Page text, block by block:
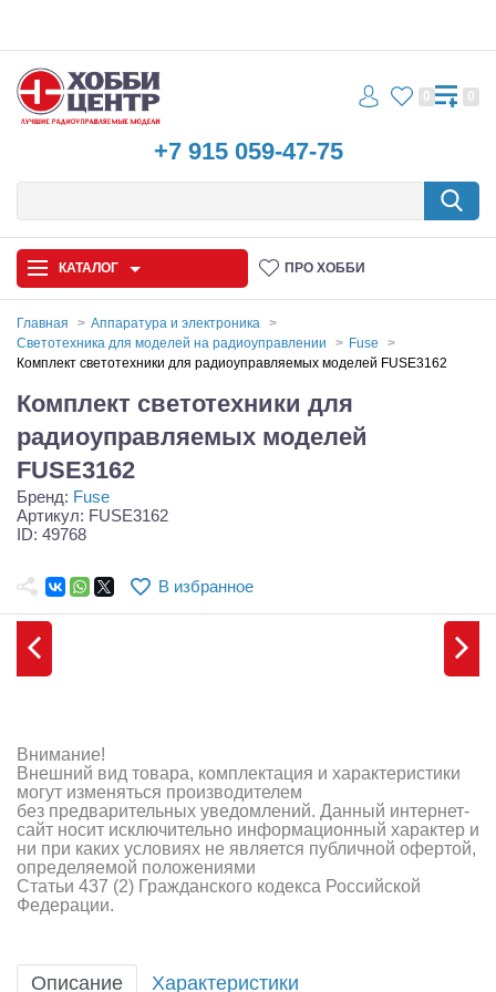
+7 915 059-47-75
0 0
КАТАЛОГ ПРО ХОББИ
Автомодели
Запчасти и аксессуары
Игрушки
Самолеты
Судомодели
Конструкторы
Зарядные устройства и блоки питания
Двигатели
Технические жидкости
Оптовая продажа запчастей для моделей
Главная
Аппаратура и электроника
Светотехника для моделей на радиоуправлении
Fuse
Комплект светотехники для радиоуправляемых моделей FUSE3162
Комплект светотехники для
радиоуправляемых моделей
FUSE3162
Бренд: Fuse
Артикул: FUSE3162
ID: 49768
В избранное
Внимание!
Внешний вид товара, комплектация и характеристики
могут изменяться производителем
без предварительных уведомлений. Данный интернет-
сайт носит исключительно информационный характер и
ни при каких условиях не является публичной офертой,
определяемой положениями
Статьи 437 (2) Гражданского кодекса Российской
Федерации.
Описание Характеристики